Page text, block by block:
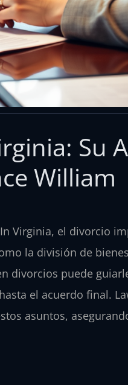
Su
William
Virginia, el divorcio
la división de
divorcios puede
el acuerdo final.
asuntos,